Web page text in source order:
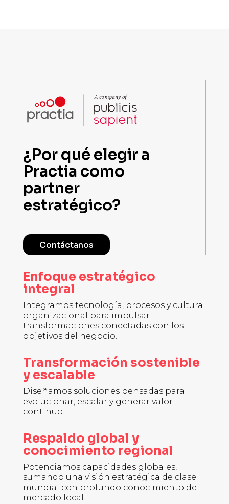
¿Por qué elegir a
Practia como
partner
estratégico?
Contáctanos
Enfoque estratégico
integral
Integramos tecnología, procesos y cultura
organizacional para impulsar
transformaciones conectadas con los
objetivos del negocio.
Transformación sostenible
y escalable
Diseñamos soluciones pensadas para
evolucionar, escalar y generar valor
continuo.
Respaldo global y
conocimiento regional
Potenciamos capacidades globales,
sumando una visión estratégica de clase
mundial con profundo conocimiento del
mercado local.